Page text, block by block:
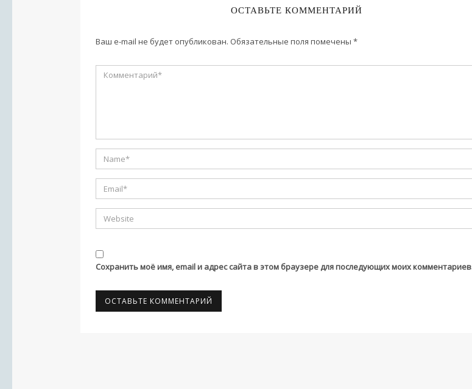
ОСТАВЬТЕ КОММЕНТАРИЙ
Ваш e-mail не будет опубликован. Обязательные поля помечены *
Сохранить моё имя, email и адрес сайта в этом браузере для последующих моих